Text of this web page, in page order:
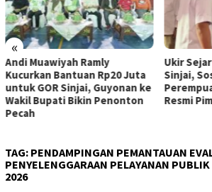
«
Andi Muawiyah Ramly
Kucurkan Bantuan Rp20 Juta
untuk GOR Sinjai, Guyonan ke
Wakil Bupati Bikin Penonton
Pecah
Ukir
Sinjai,
Resmi
TAG: PENDAMPINGAN PEMANTAUAN
PENYELENGGARAAN PELAYANAN
2026